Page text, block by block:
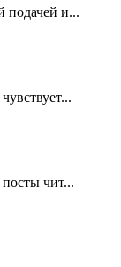
подачей и...
чит...